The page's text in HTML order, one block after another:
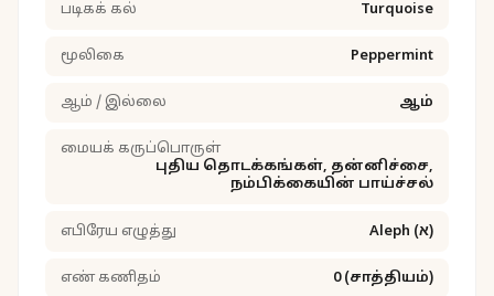
படிகக் கல் Turquoise
மூலிகை Peppermint
ஆம் / இல்லை ஆம்
மையக் கருப்பொருள்
புதிய தொடக்கங்கள், தன்னிச்சை,
நம்பிக்கையின் பாய்ச்சல்
எபிரேய எழுத்து Aleph (א)
எண் கணிதம் 0 (சாத்தியம்)